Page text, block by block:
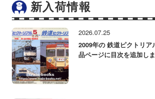
新入荷情報
2026.07.25
2009年の 鉄道ピクトリア
品ページに目次を追加し